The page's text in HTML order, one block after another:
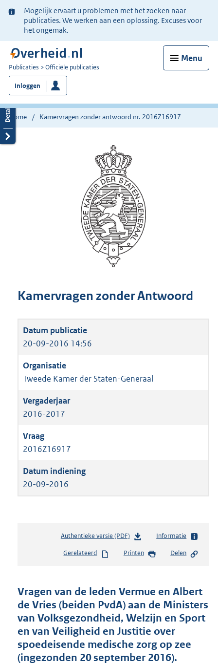
Ter
informatie:
Mogelijk ervaart u problemen met het zoeken naar
publicaties. We werken aan een oplossing. Excuses voor
het ongemak.
Menu
U
bent
nu
hier:
Publicaties Officiële publicaties
Inloggen
Home Kamervragen zonder antwoord nr. 2016Z16917
Kamervragen zonder Antwoord
20-09-2016 14:56
Tweede Kamer der Staten-Generaal
2016-2017
2016Z16917
20-09-2016
Authentieke versie (PDF)b
s
d
s
g
r
o
t
Informatie
Gerelateerd Printen Delen
Vragen van de leden Vermue en Albert
de Vries (beiden PvdA) aan de Ministers
van Volksgezondheid, Welzijn en Sport
en van Veiligheid en Justitie over
spoedeisende medische zorg op zee
(ingezonden 20 september 2016).